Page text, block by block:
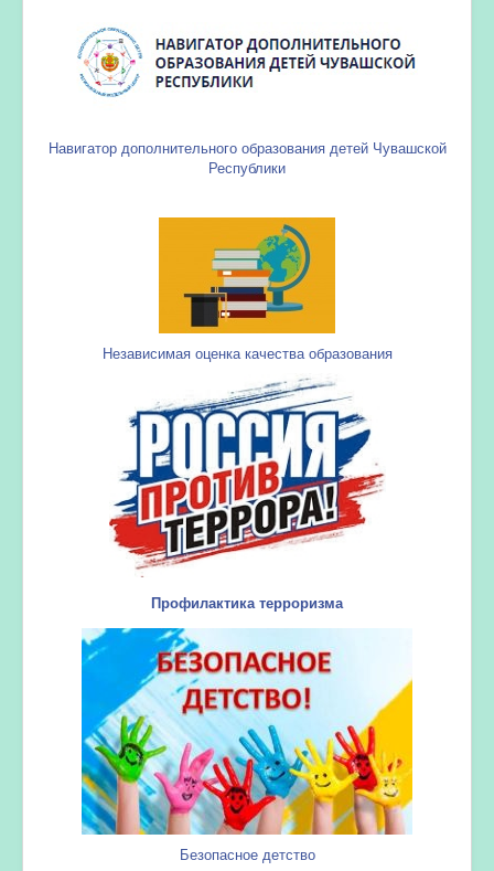
Навигатор дополнительного образования детей Чувашской
Республики
Независимая оценка качества образования
Профилактика терроризма
Безопасное детство